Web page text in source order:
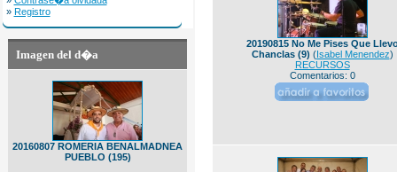
» Registro
Imagen del d�a
20160807 ROMERIA BENALMADNEA
PUEBLO (195)
20190815 No Me Pises Que
Chanclas (9) (Isabel Menendez)
RECURSOS
Comentarios: 0